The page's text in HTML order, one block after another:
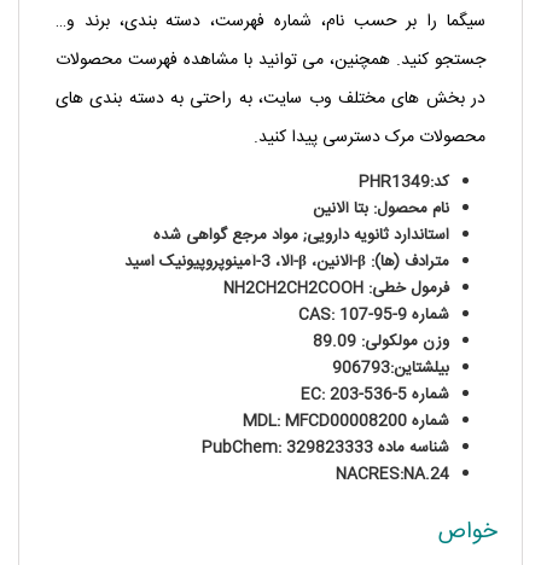
سیگما را بر حسب نام، شماره فهرست، دسته بندی، برند و…
جستجو کنید. همچنین، می توانید با مشاهده فهرست محصولات
در بخش های مختلف وب سایت، به راحتی به دسته بندی های
محصولات مرک دسترسی پیدا کنید.
کد:PHR1349
نام محصول: بتا آلانین
استاندارد ثانویه دارویی; مواد مرجع گواهی شده
مترادف (ها): β-آلانین، β-آلا، 3-آمینوپروپیونیک اسید
فرمول خطی: NH2CH2CH2COOH
شماره CAS: 107-95-9
وزن مولکولی: 89.09
بیلشتاین:906793
شماره EC: 203-536-5
شماره MDL: MFCD00008200
شناسه ماده PubChem: 329823333
NACRES:NA.24
خواص